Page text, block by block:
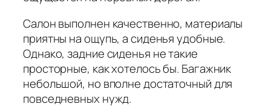
Салон выполнен качественно, материалы
приятны на ощупь, а сиденья удобные.
Однако, задние сиденья не такие
просторные, как хотелось бы. Багажник
небольшой, но вполне достаточный для
повседневных нужд.